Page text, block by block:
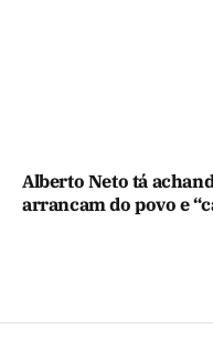
Alberto Neto tá
arrancam do povo e